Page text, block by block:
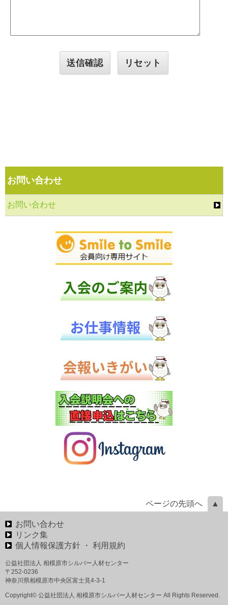
お問い合わせ
お問い合わせ
ページの先頭へ
お問い合わせ
リンク集
個人情報保護方針 ・ 利用規約
公益社団法人 相模原市シルバー人材センター
〒252-0236
神奈川県相模原市中央区富士見4-3-1
Copyright© 公益社団法人 相模原市シルバー人材センター All Rights Reserved.